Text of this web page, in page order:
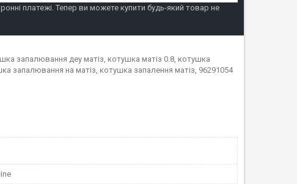
платежі. Тепер ви можете купити будь-який товар не
запалювання деу матіз, котушка матіз 0.8, котушка
запалювання на матіз, котушка запалення матіз, 96291054